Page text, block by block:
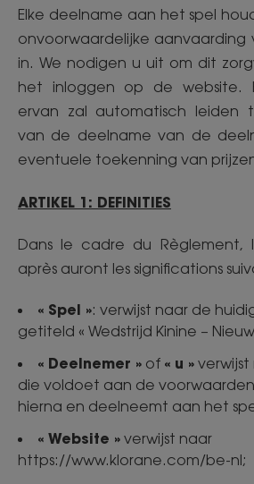
Elke deelname aan het spel
onvoorwaardelijke
in. We nodigen u uit om dit
het inloggen op de website.
ervan zal automatisch leiden
van de deelname van de
eventuele toekenning van
ARTIKEL 1: DEFINITIES
Dans le cadre du Règlement,
après auront les significations
« Spel »: verwijst naar de
getiteld « Wedstrijd Kinine –
« Deelnemer » of « u »
die voldoet aan de
hierna en deelneemt aan het
« Website » verwijst naar
https://www.klorane.com/be-nl;